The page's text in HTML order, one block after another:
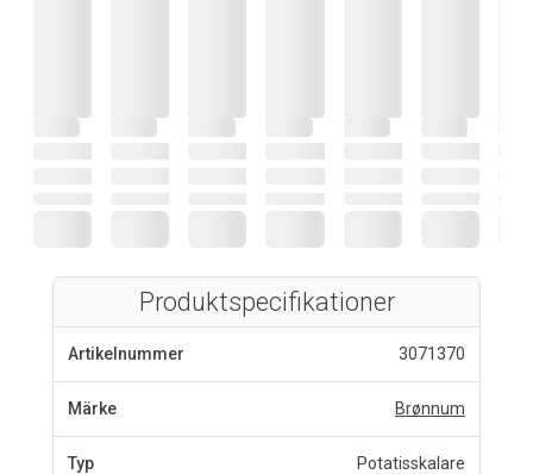
Produktspecifikationer
Artikelnummer 3071370
Märke Brønnum
Typ Potatisskalare